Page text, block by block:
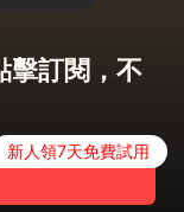
擊訂閱，不
新人領7天免費試用